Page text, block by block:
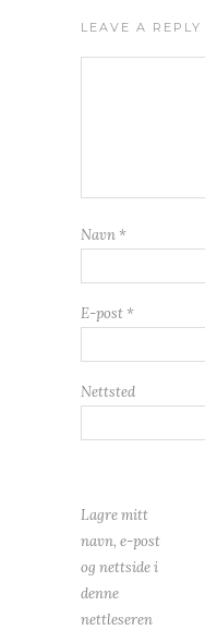
LEAVE A REPLY
Navn *
E-post *
Nettsted
Lagre mitt
navn, e-post
og nettside i
denne
nettleseren